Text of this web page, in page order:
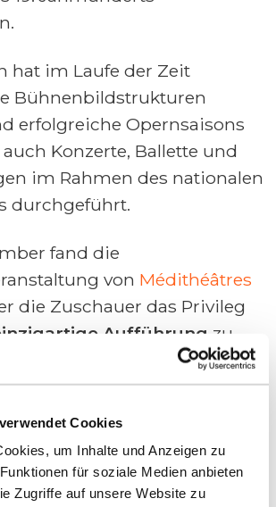
Cookies
um Inhalte und Anzeigen zu
für soziale Medien anbieten
Zugriffe auf unsere Website zu
hat im Laufe der Zeit
Bühnenbildstrukturen
erfolgreiche Opernsaisons
Konzerte, Ballette und
im Rahmen des nationalen
durchgeführt.
fand die
von Médithéâtres
die Zuschauer das Privileg
Aufführung zu
Meisterwerke der
in den Vordergrund
Nr. 3 in D-Dur BWV 1068 von
“La serva padrona” von G. B.